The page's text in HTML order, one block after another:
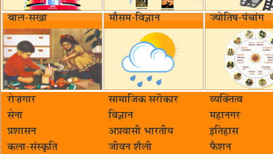
बाल-सखा मौसम-विज्ञान ज्योतिष-पंचांग
रोज़गार सामाजिक सरॊकार‌
व्यक्तित्व
सेना
विज्ञान
महानगर
प्रशासन
अप्रवासी भारतीय
इतिहास
कला-संस्कृति
जीवन शैली
फैशन